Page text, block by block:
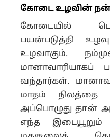
கோடை உழவின்
கோடையில்
பயன்படுத்தி
உழவாகும்.
மானாவாரியாகப்
வந்தார்கள்.
மாதம் நிலத்தை
அப்பொழுது தான்
எந்த